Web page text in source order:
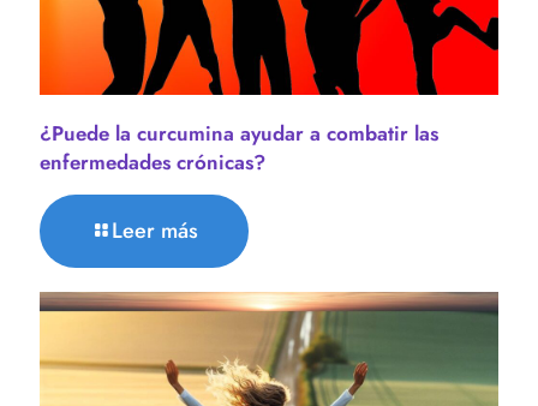
¿Puede la curcumina ayudar a combatir las
enfermedades crónicas?
Leer más